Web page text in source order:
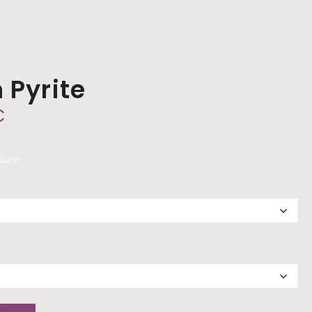
Pyrite